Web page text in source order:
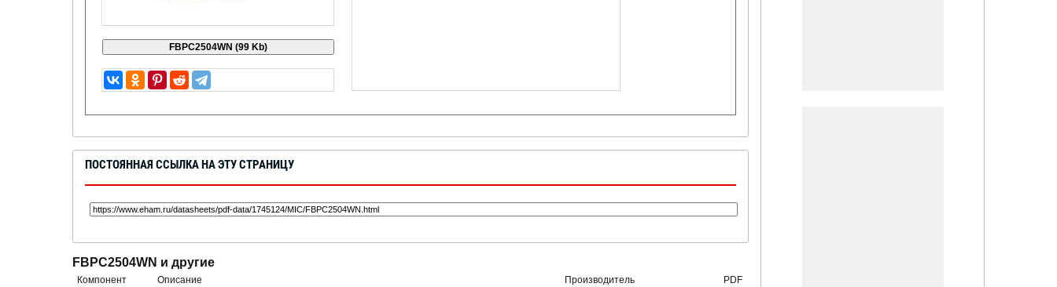
ПОСТОЯННАЯ ССЫЛКА НА ЭТУ СТРАНИЦУ
FBPC2504WN и другие
Компонент Описание Производитель PDF